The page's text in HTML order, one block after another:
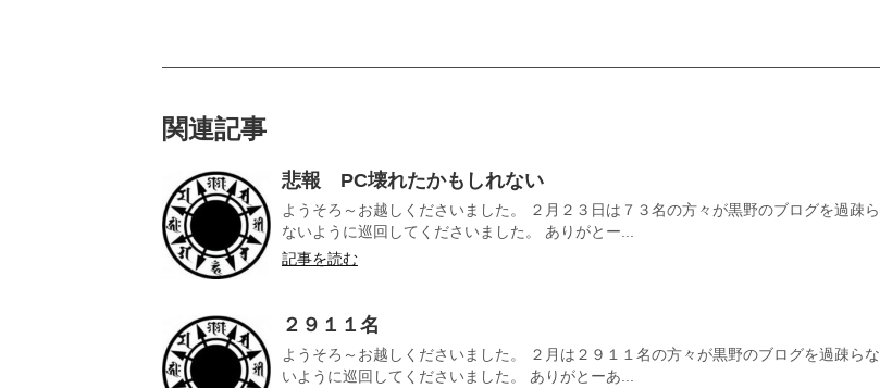
関連記事
悲報 PC壊れたかもしれない
ようそろ～お越しくださいました。 ２月２３日は７３名の方々が黒野のブログを過疎ら
ないように巡回してくださいました。 ありがとー...
記事を読む
２９１１名
ようそろ～お越しくださいました。 ２月は２９１１名の方々が黒野のブログを過疎らな
いように巡回してくださいました。 ありがとーあ...